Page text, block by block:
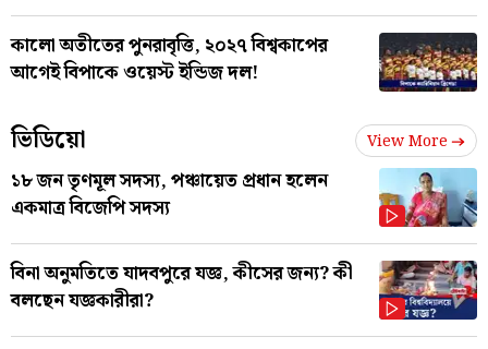
কালো অতীতের পুনরাবৃত্তি, ২০২৭ বিশ্বকাপের
আগেই বিপাকে ওয়েস্ট ইন্ডিজ দল!
ভিডিয়ো View More
১৮ জন তৃণমূল সদস্য, পঞ্চায়েত প্রধান হলেন
একমাত্র বিজেপি সদস্য
বিনা অনুমতিতে যাদবপুরে যজ্ঞ, কীসের জন্য? কী
বলছেন যজ্ঞকারীরা?